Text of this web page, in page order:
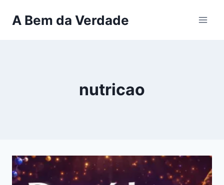
paraA Bem da Verdade
nutricao